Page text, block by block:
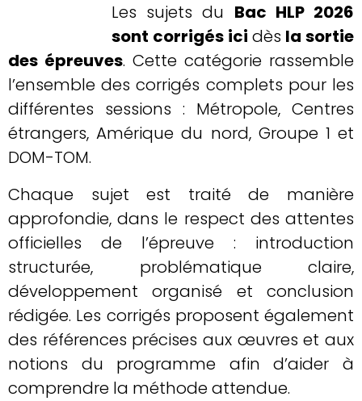
Les sujets du Bac HLP 2026
sont corrigés ici dès la sortie
des épreuves. Cette catégorie rassemble
l’ensemble des corrigés complets pour les
différentes sessions : Métropole, Centres
étrangers, Amérique du nord, Groupe 1 et
DOM-TOM.
Chaque sujet est traité de manière
approfondie, dans le respect des attentes
officielles de l’épreuve : introduction
structurée, problématique claire,
développement organisé et conclusion
rédigée. Les corrigés proposent également
des références précises aux œuvres et aux
notions du programme afin d’aider à
comprendre la méthode attendue.